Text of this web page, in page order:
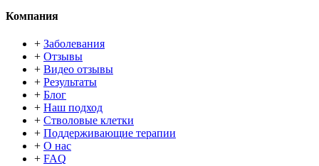
Компания
+ Заболевания
+ Отзывы
+ Видео отзывы
+ Результаты
+ Блог
+ Наш подход
+ Стволовые клетки
+ Поддерживающие терапии
+ О нас
+ FAQ